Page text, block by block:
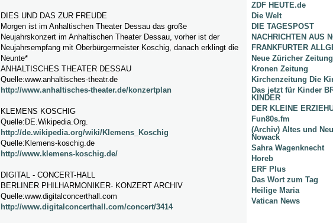
DIES UND DAS ZUR FREUDE
Morgen ist im Anhaltischen Theater Dessau das große
Neujahrskonzert im Anhaltischen Theater Dessau, vorher ist der
Neujahrsempfang mit Oberbürgermeister Koschig, danach erklingt die
Neunte*
ANHALTISCHES THEATER DESSAU
Quelle:www.anhaltisches-theatr.de
http://www.anhaltisches-theater.de/konzertplan
KLEMENS KOSCHIG
Quelle:DE.Wikipedia.Org.
http://de.wikipedia.org/wiki/Klemens_Koschig
Quelle:Klemens-koschig.de
http://www.klemens-koschig.de/
DIGITAL - CONCERT-HALL
BERLINER PHILHARMONIKER- KONZERT ARCHIV
Quelle:www.digitalconcerthall.com
http://www.digitalconcerthall.com/concert/3414
ZDF HEUTE.de
Die Welt
DIE TAGESPOST
NACHRICHTEN AUS
FRANKFURTER
Neue Züricher Zeitung
Kronen Zeitung
Kirchenzeitung Die
Das jetzt für Kinder
KINDER
DER KLEINE
Fun80s.fm
(Archiv) Altes und
Nowack
Sahra Wagenknecht
Horeb
ERF Plus
Das Wort zum Tag
Heilige Maria
Vatican News